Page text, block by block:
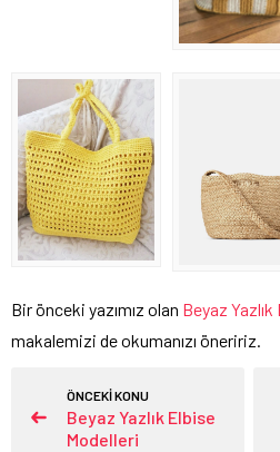
Bir önceki yazımız olan Beyaz
makalemizi de okumanızı öneririz.
ÖNCEKİ KONU
Beyaz Yazlık Elbise
Modelleri